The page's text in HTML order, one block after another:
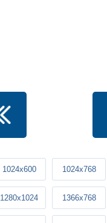
1024x600 1024x768
1280x1024 1366x768